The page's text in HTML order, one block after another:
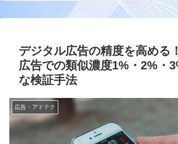
デジタル広告の精度を高める
広告での類似濃度1%・2%・
な検証手法
広告・アドテク